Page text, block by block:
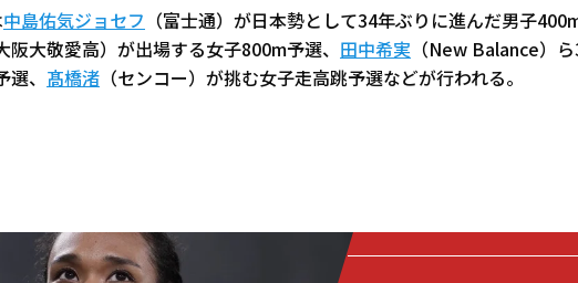
中島佑気ジョセフ
（富士通）が日本勢として34年ぶりに進んだ男子
阪大敬愛高）が出場する女子800m予選、
田中希実 （New Balance）
、 髙橋渚 （センコー）が挑む女子走高跳予選などが行われる。